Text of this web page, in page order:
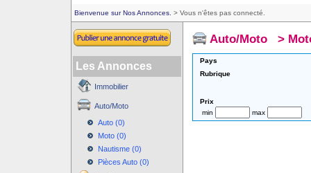
Bienvenue sur Nos Annonces. > Vous n'êtes pas connecté.
Les Annonces
Immobilier
Auto/Moto
Auto (0)
Moto (0)
Nautisme (0)
Pièces Auto (0)
Auto/Moto >
Pays
Rubrique
Prix
min
max